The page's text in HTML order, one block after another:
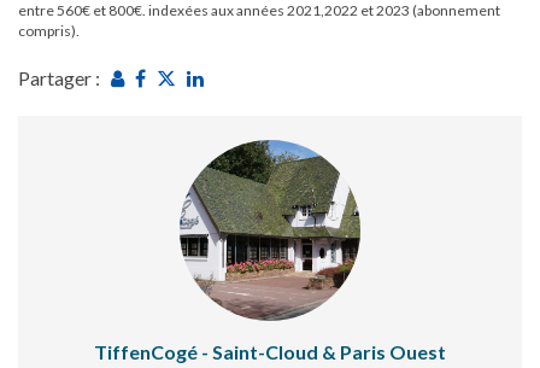
entre 560€ et 800€. indexées aux années 2021,2022 et 2023 (abonnement
compris).
Partager :
TiffenCogé - Saint-Cloud & Paris Ouest